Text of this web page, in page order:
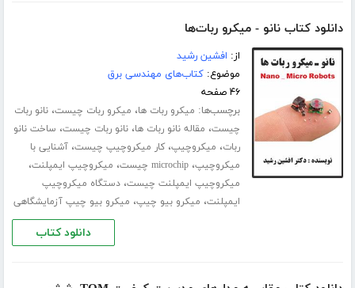
دانلود کتاب نانو - میکرو ربات‌ها
از: افشین رشید
موضوع:کتاب‌های مهندسی برق
۴۶ صفحه
برچسب‌ها: میکرو ربات ها، میکرو ربات چیست،نانو ربات
چیست، مقاله نانو ربات ها،نانو ربات چیست، ساخت نانو
ربات، میکروچیپ،کار میکروچیپ چیست،آشنایی با
میکروچیپ،microchip چیست ، میکروچیپ ایمپلنت،
میکروچیپ ایمپلنت چیست،دستگاه میکروچیپ
ایمپلنت، میکرو بیو چیپ، میکرو بیو چیپ آزمایشگاهی
دانلود کتاب